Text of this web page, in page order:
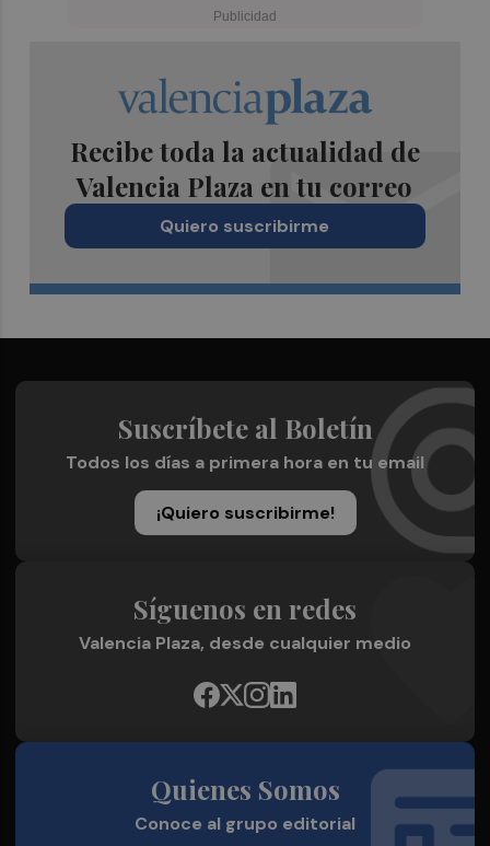
Recibe toda la actualidad de
Valencia Plaza en tu correo
Quiero suscribirme
Suscríbete al Boletín
Todos los días a primera hora en tu email
¡Quiero suscribirme!
Síguenos en redes
Valencia Plaza, desde cualquier medio
Quienes Somos
Conoce al grupo editorial